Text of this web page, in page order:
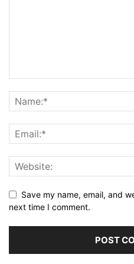
Save my name, email, and
next time I comment.